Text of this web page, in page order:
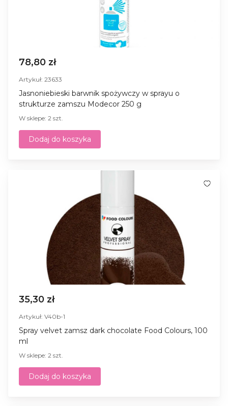
78,80 zł
Artykuł: 23633
Jasnoniebieski barwnik spożywczy w sprayu o
strukturze zamszu Modecor 250 g
W sklepe: 2 szt.
Dodaj do koszyka
35,30 zł
Artykuł: V40b-1
Spray velvet zamsz dark chocolate Food Colours, 100
ml
W sklepe: 2 szt.
Dodaj do koszyka